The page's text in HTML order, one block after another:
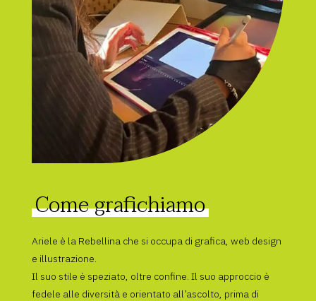
Come grafichiamo
Ariele è la Rebellina che si occupa di grafica, web design
e illustrazione.
Il suo stile è speziato, oltre confine. Il suo approccio è
fedele alle diversità e orientato all’ascolto, prima di